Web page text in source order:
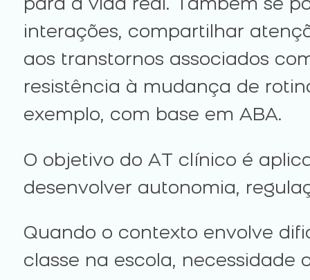
para a vida real. Também se
interações, compartilhar
aos transtornos associados
resistência à mudança de
exemplo, com base em ABA.
O objetivo do AT clínico é
desenvolver autonomia,
Quando o contexto envolve
classe na escola,